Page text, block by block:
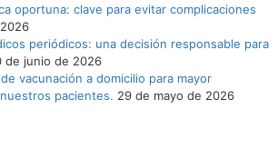
oportuna: clave para evitar complicaciones
periódicos: una decisión responsable para
de junio de 2026
vacunación a domicilio para mayor
pacientes. 29 de mayo de 2026